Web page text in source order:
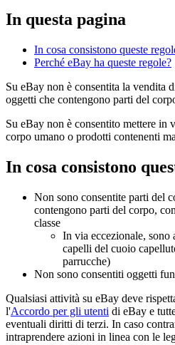
In questa pagina
In cosa consistono queste
Perché eBay ha queste regole?
Su eBay non è consentita la vendita
oggetti che contengono parti del
Su eBay non è consentito mettere in
corpo umano o prodotti contenenti
In cosa consistono
Non sono consentite parti del
contengono parti del corpo,
classe
In via eccezionale, sono
capelli del cuoio
parrucche)
Non sono consentiti oggetti
Qualsiasi attività su eBay deve
l'Accordo per gli utenti di eBay e
eventuali diritti di terzi. In caso
intraprendere azioni in linea con le